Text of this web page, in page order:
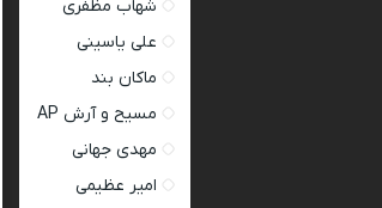
شهاب مظفری
علی یاسینی
ماکان بند
مسیح و آرش AP
مهدی جهانی
امیر عظیمی